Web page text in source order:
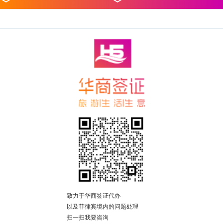
致力于华商签证代办
以及菲律宾境内的问题处理
扫一扫我要咨询